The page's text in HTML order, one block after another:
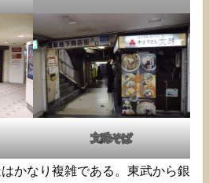
文殊そば
かなり複雑である。東武から銀